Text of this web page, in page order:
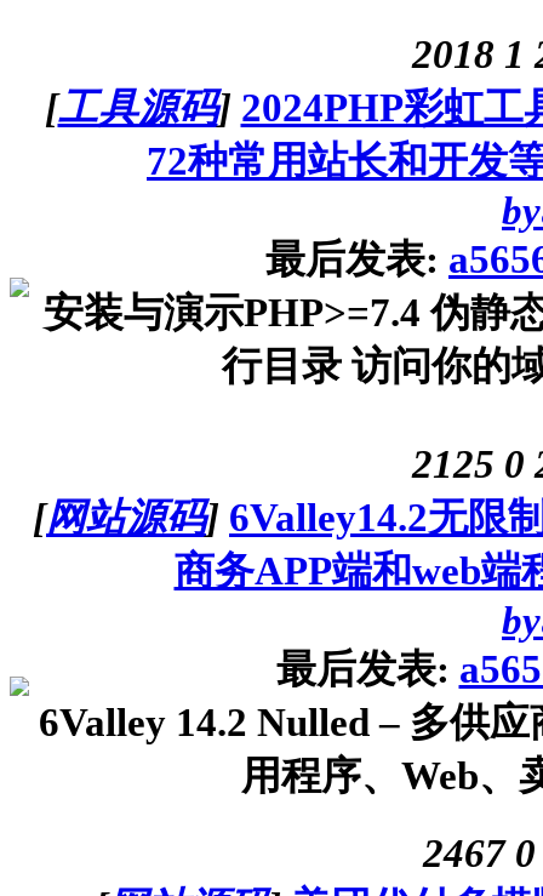
2018 1
[工具源码] 2024PHP彩虹
72种常用站长和开发
by
最后发表:
安装与演示PHP>=7.4 伪静
行目录 访问你的
2125 0
[网站源码] 6Valley14.2无限
商务APP端和web端
by
最后发表:
6Valley 14.2 Nulled – 多供
用程序、Web、
2467 0